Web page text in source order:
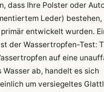
dass Ihre Polster oder
Leder)
entwickelt wurden.
der Wassertropfen-Test:
auf eine
Wasser ab, handelt es sich
um versiegeltes